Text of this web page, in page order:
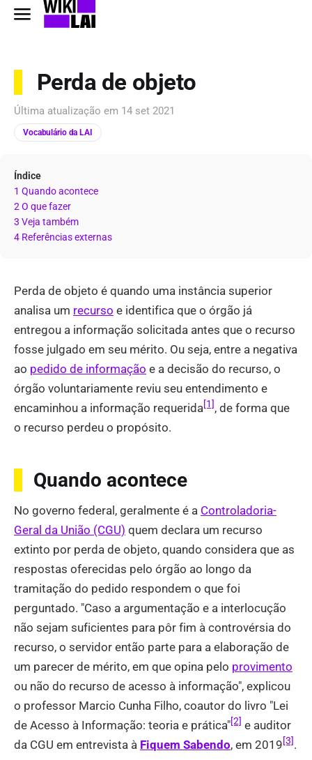
Perda de objeto
Última atualização em 14 set 2021
Vocabulário da LAI
Índice
1 Quando acontece
2 O que fazer
3 Veja também
4 Referências externas
Perda de objeto é quando uma instância superior
analisa um recurso e identifica que o órgão já
entregou a informação solicitada antes que o recurso
fosse julgado em seu mérito. Ou seja, entre a negativa
ao pedido de informação e a decisão do recurso, o
órgão voluntariamente reviu seu entendimento e
encaminhou a informação requerida[1], de forma que
o recurso perdeu o propósito.
Quando acontece
No governo federal, geralmente é a Controladoria-
Geral da União (CGU) quem declara um recurso
extinto por perda de objeto, quando considera que as
respostas oferecidas pelo órgão ao longo da
tramitação do pedido respondem o que foi
perguntado. "Caso a argumentação e a interlocução
não sejam suficientes para pôr fim à controvérsia do
recurso, o servidor então parte para a elaboração de
um parecer de mérito, em que opina pelo provimento
ou não do recurso de acesso à informação", explicou
o professor Marcio Cunha Filho, coautor do livro "Lei
de Acesso à Informação: teoria e prática" [2] e auditor
da CGU em entrevista à Fiquem Sabendo, em 2019 [3] .